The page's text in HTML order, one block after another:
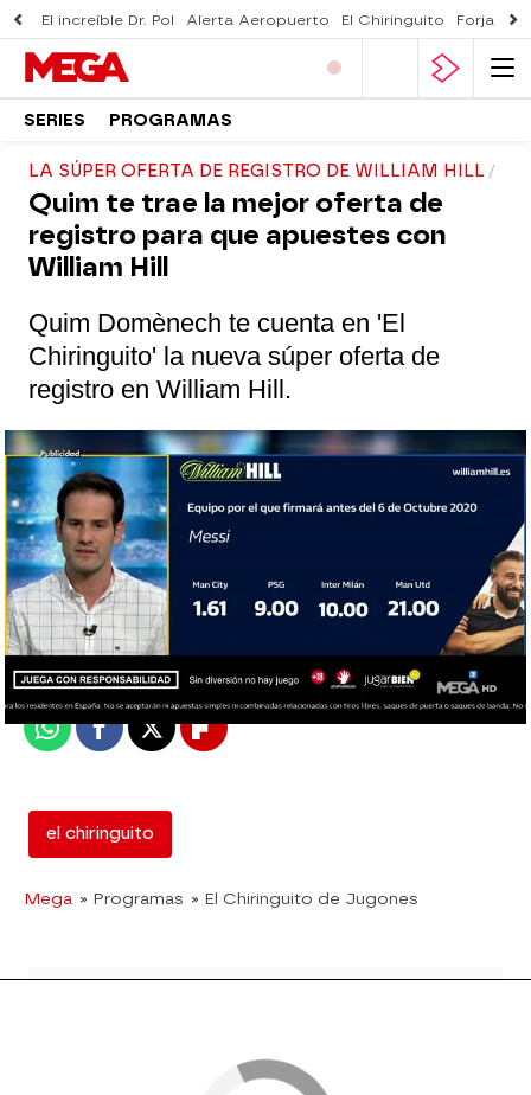
El increíble Dr. Pol Alerta Aeropuerto El Chiringuito Forjado
SERIES PROGRAMAS
LA SÚPER OFERTA DE REGISTRO DE WILLIAM HILL
Quim te trae la mejor oferta de
registro para que apuestes con
William Hill
Quim Domènech te cuenta en 'El
Chiringuito' la nueva súper oferta de
registro en William Hill.
El Chiringuito
Madrid
Publicado:01 de septiembre de 2020, 03:18
WhatsappFacebook
X Flipboard
el chiringuito
Mega » Programas » El Chiringuito de Jugones